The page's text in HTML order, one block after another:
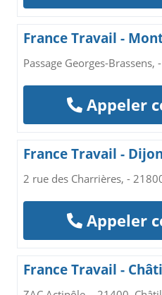
France Travail -
Passage Georges-
Appeler
France Travail -
2 rue des Charrières, -
Appeler
France Travail -